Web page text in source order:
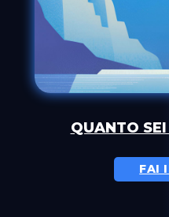
QUANTO
FAI